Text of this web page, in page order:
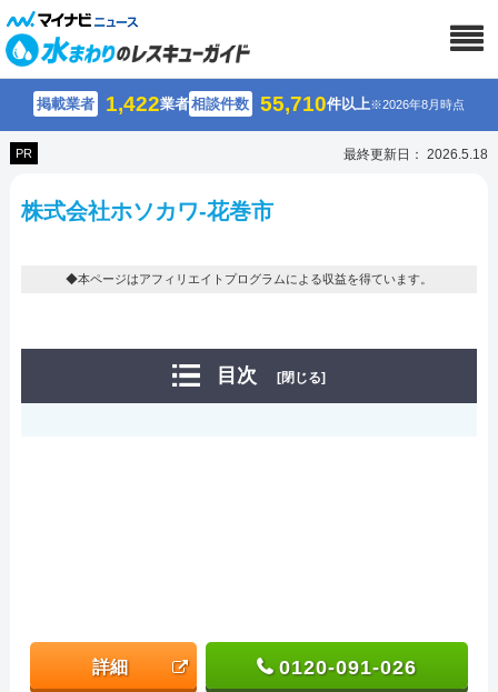
掲載業者 1,422業者相談件数 55,710件以上※2026年8月時点
PR 最終更新日： 2026.5.18
株式会社ホソカワ-花巻市
◆本ページはアフィリエイトプログラムによる収益を得ています。
目次 [閉じる]
詳細 0120-091-026